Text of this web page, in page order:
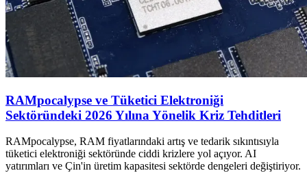
RAMpocalypse ve Tüketici Elektroniği
Sektöründeki 2026 Yılına Yönelik Kriz Tehditleri
RAMpocalypse, RAM fiyatlarındaki artış ve tedarik sıkıntısıyla
tüketici elektroniği sektöründe ciddi krizlere yol açıyor. AI
yatırımları ve Çin'in üretim kapasitesi sektörde dengeleri değiştiriyor.